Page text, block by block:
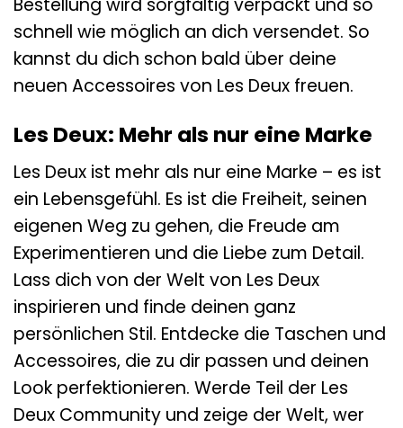
Bestellung wird sorgfältig verpackt und so
schnell wie möglich an dich versendet. So
kannst du dich schon bald über deine
neuen Accessoires von Les Deux freuen.
Les Deux: Mehr als nur eine Marke
Les Deux ist mehr als nur eine Marke – es ist
ein Lebensgefühl. Es ist die Freiheit, seinen
eigenen Weg zu gehen, die Freude am
Experimentieren und die Liebe zum Detail.
Lass dich von der Welt von Les Deux
inspirieren und finde deinen ganz
persönlichen Stil. Entdecke die Taschen und
Accessoires, die zu dir passen und deinen
Look perfektionieren. Werde Teil der Les
Deux Community und zeige der Welt, wer